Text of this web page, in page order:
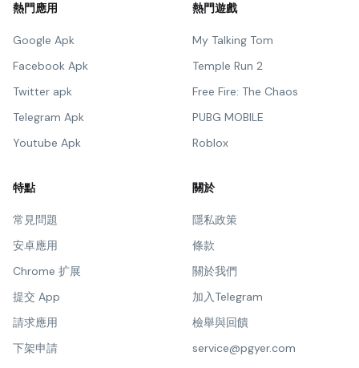
熱門應用
Google Apk
Facebook Apk
Twitter apk
Telegram Apk
Youtube Apk
熱門遊戲
My Talking Tom
Temple Run 2
Free Fire: The Chaos
PUBG MOBILE
Roblox
特點
常見問題
安卓應用
Chrome 扩展
提交 App
請求應用
下架申請
關於
隱私政策
條款
關於我們
加入Telegram
檢舉與回饋
service@pgyer.com